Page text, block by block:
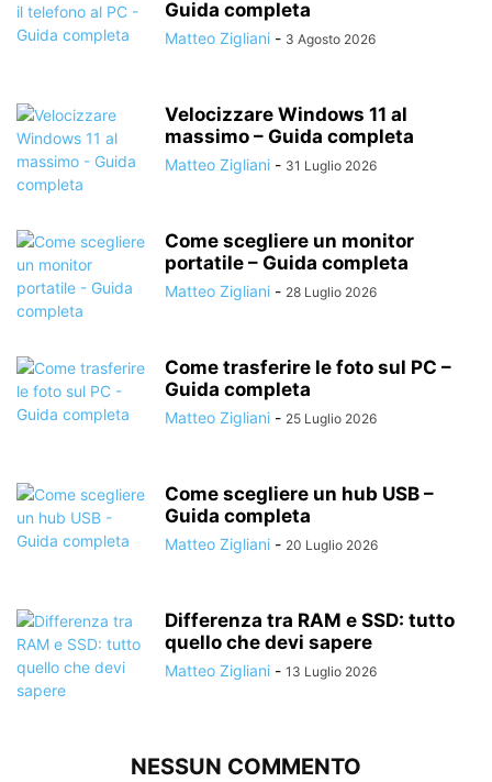
Guida completa
Matteo Zigliani - 3 Agosto 2026
Velocizzare Windows 11 al
massimo – Guida completa
Matteo Zigliani - 31 Luglio 2026
Come scegliere un monitor
portatile – Guida completa
Matteo Zigliani - 28 Luglio 2026
Come trasferire le foto sul PC –
Guida completa
Matteo Zigliani - 25 Luglio 2026
Come scegliere un hub USB –
Guida completa
Matteo Zigliani - 20 Luglio 2026
Differenza tra RAM e SSD: tutto
quello che devi sapere
Matteo Zigliani - 13 Luglio 2026
NESSUN COMMENTO